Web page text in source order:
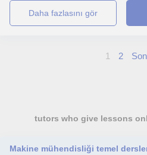
daha fazlasını gör
1 2
tutors who give lessons